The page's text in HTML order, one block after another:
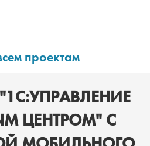
проектам
ЦЕНТРОМ" С